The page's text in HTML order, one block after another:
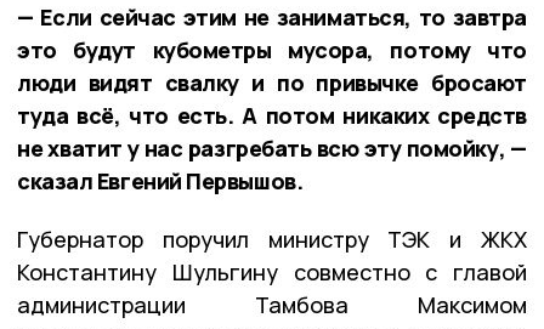
— Если сейчас этим не заниматься, то завтра
это будут кубометры мусора, потому что
люди видят свалку и по привычке бросают
туда всё, что есть. А потом никаких средств
не хватит у нас разгребать всю эту помойку, —
сказал Евгений Первышов.
Губернатор поручил министру ТЭК и ЖКХ
Константину Шульгину совместно с главой
администрации Тамбова Максимом